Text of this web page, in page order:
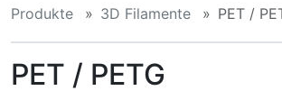
Produkte 3D Filamente PET /
PET / PETG